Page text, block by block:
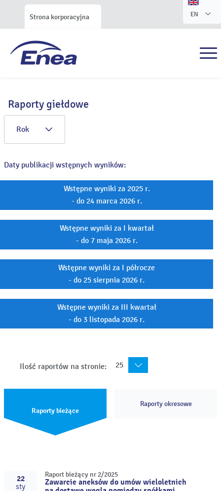
Strona korporacyjna EN
Raporty giełdowe
Rok
Daty publikacji wstępnych wyników:
Wstępne wyniki za 2025 r.
- do 24 marca 2026 r.
Wstępne wyniki za I kwartał
- do 7 maja 2026 r.
Wstępne wyniki za I półrocze
- do 25 sierpnia 2026 r.
Wstępne wyniki za III kwartał
- do 3 listopada 2026 r.
Ilość raportów na stronie: 25
Raporty bieżące
Raporty okresowe
22
sty
Raport bieżący nr 2/2025
Zawarcie aneksów do umów wieloletnich